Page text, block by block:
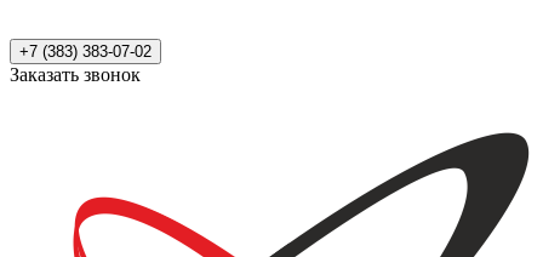
+7 (383) 383-07-02
Заказать звонок